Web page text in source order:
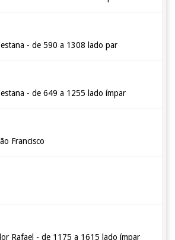
- de 590 a 1308 lado par
- de 649 a 1255 lado ímpar
Francisco
Rafael - de 1175 a 1615 lado ímpar